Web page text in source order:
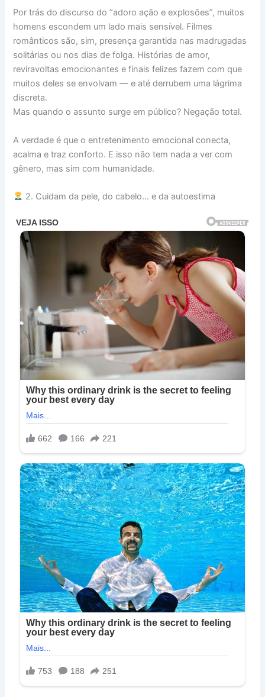
Por trás do discurso do “adoro ação e explosões”, muitos
homens escondem um lado mais sensível. Filmes
românticos são, sim, presença garantida nas madrugadas
solitárias ou nos dias de folga. Histórias de amor,
reviravoltas emocionantes e finais felizes fazem com que
muitos deles se envolvam — e até derrubem uma lágrima
discreta.
Mas quando o assunto surge em público? Negação total.
A verdade é que o entretenimento emocional conecta,
acalma e traz conforto. E isso não tem nada a ver com
gênero, mas sim com humanidade.
2. Cuidam da pele, do cabelo… e da autoestima